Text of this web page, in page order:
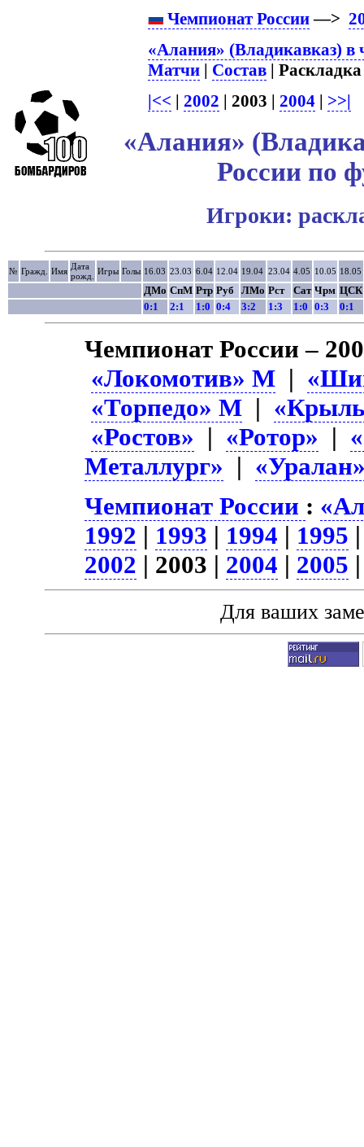
Чемпионат России—>
«Алания» (Владикавказ) в
Матчи | Состав |
|<< | 2002 | 2003 | 2004 | >>|
«Алания»
России по
Игроки:
№ Гражд. Имя Дата
рожд.
Игры Голы 16.03 23.03 6.04 12.04 19.04 23.04 4.05 10.05 18.05
ДМо СпМ Ртр Руб ЛМо Рст Сат Чрм ЦСК
0:1
2:1 1:0 0:4 3:2 1:3 1:0 0:3 0:1
Чемпионат России –
«Локомотив» М |
«Торпедо» М |
«Ростов» | «Ротор» |
Металлург» |
Чемпионат России :
1992 | 1993 | 1994 | 1995
2002 | 2003 | 2004 | 2005
Для ваших